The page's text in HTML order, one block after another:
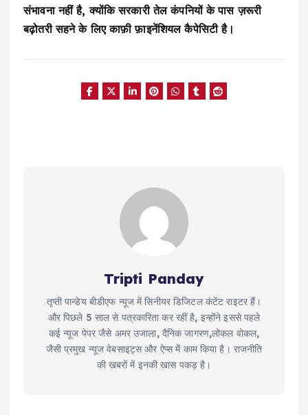
संभावना नहीं है, क्योंकि सरकारी तेल कंपनियों के पास ज़रूरी
बढ़ोतरी सहने के लिए काफ़ी फ़ाइनेंशियल कैपेसिटी है।
Tripti Panday
तृप्ती पान्डेय बीडीएफ न्यूज में सिनीयर डिजिटल कंटेंट राइटर हैं।
और पिछले 5 साल से पत्रकारिता कर रहीं है, इन्होंने इससे पहले
कई न्यूज पेपर जैसे अमर उजाला, दैनिक जागरण,लोकल वोकल,
जैसी प्रमुख न्यूज वेबसाइट्स और ऐप्स में काम किया है। राजनीति
की खबरों में इनकी खास पकड़ है।